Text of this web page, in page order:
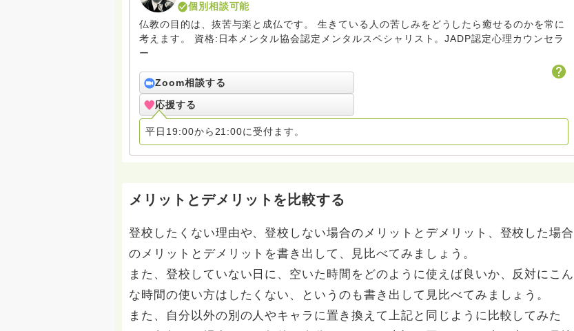
個別相談可能
仏教の目的は、抜苦与楽と成仏です。 生きている人の苦しみをどうしたら癒せるのかを常に
考えます。 資格:日本メンタル協会認定メンタルスペシャリスト。JADP認定心理カウンセラ
ー
Zoom相談する
応援する
平日19:00から21:00に受付ます。
メリットとデメリットを比較する
登校したくない理由や、登校しない場合のメリットとデメリット、登校した場合
のメリットとデメリットを書き出して、見比べてみましょう。
また、登校していない日に、空いた時間をどのように使えば良いか、反対にこん
な時間の使い方はしたくない、というのも書き出して見比べてみましょう。
また、自分以外の別の人やキャラに置き換えて上記と同じように比較してみた